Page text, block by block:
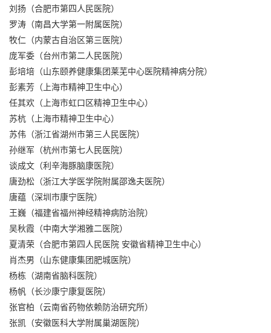
刘扬（合肥市第四人民医院）
罗涛（南昌大学第一附属医院）
牧仁（内蒙古自治区第三医院）
庞军委（台州市第二人民医院）
彭培培（山东颐养健康集团莱芜中心医院精神病分院）
彭素芳（上海市精神卫生中心）
任其欢（上海市虹口区精神卫生中心）
苏杭（上海市精神卫生中心）
苏伟（浙江省湖州市第三人民医院）
孙继军（杭州市第七人民医院）
谈成文（利辛海豚脑康医院）
唐劲松（浙江大学医学院附属邵逸夫医院）
唐蕴（深圳市康宁医院）
王巍（福建省福州神经精神病防治院）
吴秋霞（中南大学湘雅二医院）
夏清荣（合肥市第四人民医院 安徽省精神卫生中心）
肖杰男（山东健康集团肥城医院）
杨栋（湖南省脑科医院）
杨帆（长沙康宁康复医院）
张官柏（云南省药物依赖防治研究所）
张凯（安徽医科大学附属巢湖医院）